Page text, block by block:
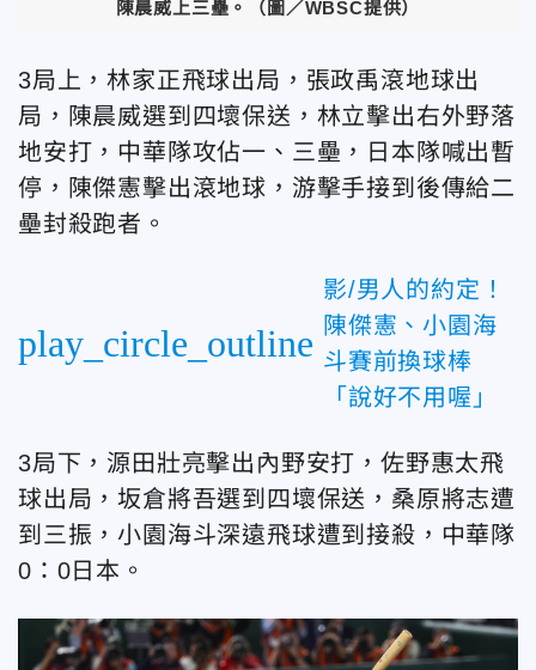
陳晨威上三壘。（圖／WBSC提供）
3局上，林家正飛球出局，張政禹滾地球出
局，陳晨威選到四壞保送，林立擊出右外野落
地安打，中華隊攻佔一、三壘，日本隊喊出暫
停，陳傑憲擊出滾地球，游擊手接到後傳給二
壘封殺跑者。
play_circle_outline
影/男人的約定！
陳傑憲、小園海
斗賽前換球棒
「說好不用喔」
3局下，源田壯亮擊出內野安打，佐野惠太飛
球出局，坂倉將吾選到四壞保送，桑原將志遭
到三振，小園海斗深遠飛球遭到接殺，中華隊
0：0日本。